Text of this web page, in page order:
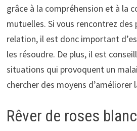
grâce à la compréhension et à la
mutuelles. Si vous rencontrez
relation, il est donc important
les résoudre. De plus, il est
situations qui provoquent un
chercher des moyens d’améliorer
Rêver de roses